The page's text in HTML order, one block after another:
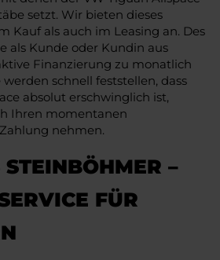
setzt. Wir bieten dieses
Kauf als auch im Leasing an. Des
als Kunde oder Kundin aus
Finanzierung zu monatlich
schnell feststellen, dass
absolut erschwinglich ist,
Ihren momentanen
nehmen.
–
FÜR